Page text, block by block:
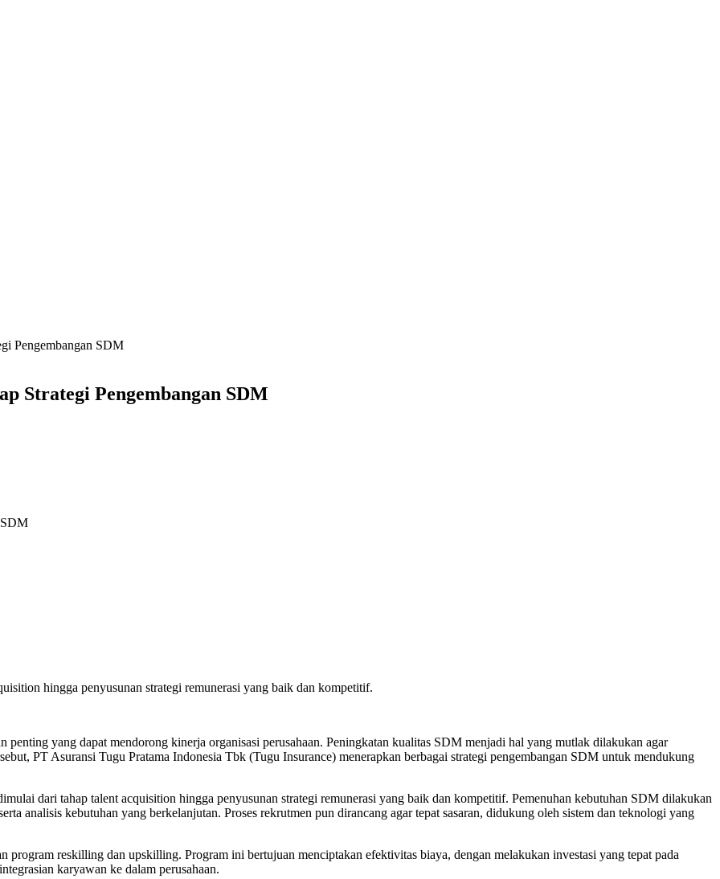
Pengembangan SDM
Strategi Pengembangan SDM
hingga penyusunan strategi remunerasi yang baik dan kompetitif.
yang dapat mendorong kinerja organisasi perusahaan. Peningkatan kualitas SDM menjadi hal yang mutlak dilakukan agar
PT Asuransi Tugu Pratama Indonesia Tbk (Tugu Insurance) menerapkan berbagai strategi pengembangan SDM untuk mendukung
dari tahap talent acquisition hingga penyusunan strategi remunerasi yang baik dan kompetitif. Pemenuhan kebutuhan SDM dilakukan
analisis kebutuhan yang berkelanjutan. Proses rekrutmen pun dirancang agar tepat sasaran, didukung oleh sistem dan teknologi yang
reskilling dan upskilling. Program ini bertujuan menciptakan efektivitas biaya, dengan melakukan investasi yang tepat pada
karyawan ke dalam perusahaan.